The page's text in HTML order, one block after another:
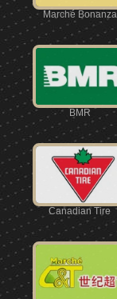
Marché Bonanza
BMR
Canadian Tire